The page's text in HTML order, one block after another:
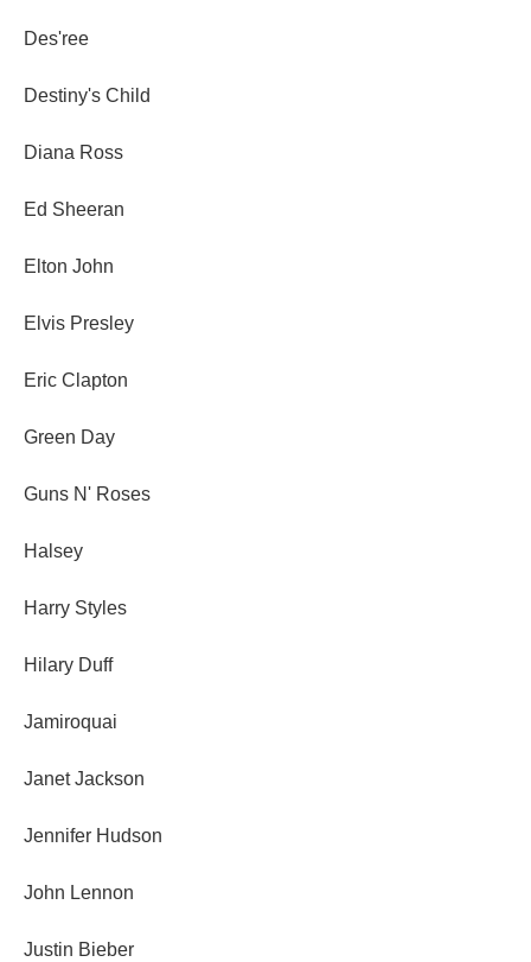
Des'ree
Destiny's Child
Diana Ross
Ed Sheeran
Elton John
Elvis Presley
Eric Clapton
Green Day
Guns N' Roses
Halsey
Harry Styles
Hilary Duff
Jamiroquai
Janet Jackson
Jennifer Hudson
John Lennon
Justin Bieber